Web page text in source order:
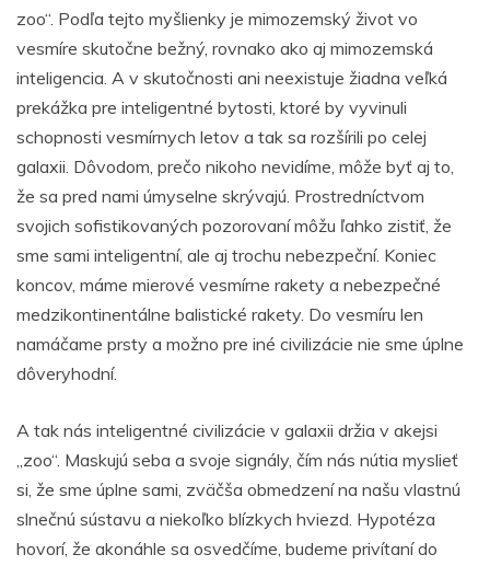
zoo“. Podľa tejto myšlienky je mimozemský život vo
vesmíre skutočne bežný, rovnako ako aj mimozemská
inteligencia. A v skutočnosti ani neexistuje žiadna veľká
prekážka pre inteligentné bytosti, ktoré by vyvinuli
schopnosti vesmírnych letov a tak sa rozšírili po celej
galaxii. Dôvodom, prečo nikoho nevidíme, môže byť aj to,
že sa pred nami úmyselne skrývajú. Prostredníctvom
svojich sofistikovaných pozorovaní môžu ľahko zistiť, že
sme sami inteligentní, ale aj trochu nebezpeční. Koniec
koncov, máme mierové vesmírne rakety a nebezpečné
medzikontinentálne balistické rakety. Do vesmíru len
namáčame prsty a možno pre iné civilizácie nie sme úplne
dôveryhodní.
A tak nás inteligentné civilizácie v galaxii držia v akejsi
„zoo“. Maskujú seba a svoje signály, čím nás nútia myslieť
si, že sme úplne sami, zväčša obmedzení na našu vlastnú
slnečnú sústavu a niekoľko blízkych hviezd. Hypotéza
hovorí, že akonáhle sa osvedčíme, budeme privítaní do